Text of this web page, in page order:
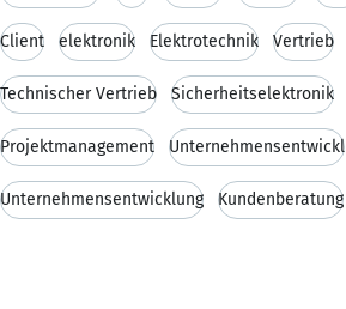
Client elektronik Elektrotechnik Vertrieb
Technischer Vertrieb Sicherheitselektronik
Projektmanagement Unternehmensentwickl
Unternehmensentwicklung Kundenberatung